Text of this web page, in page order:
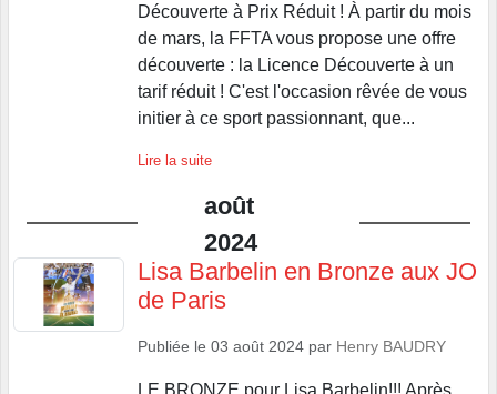
Découverte à Prix Réduit ! À partir du mois
de mars, la FFTA vous propose une offre
découverte : la Licence Découverte à un
tarif réduit ! C'est l'occasion rêvée de vous
initier à ce sport passionnant, que...
Lire la suite
août
2024
Lisa Barbelin en Bronze aux JO
de Paris
Publiée le 03 août 2024 par Henry BAUDRY